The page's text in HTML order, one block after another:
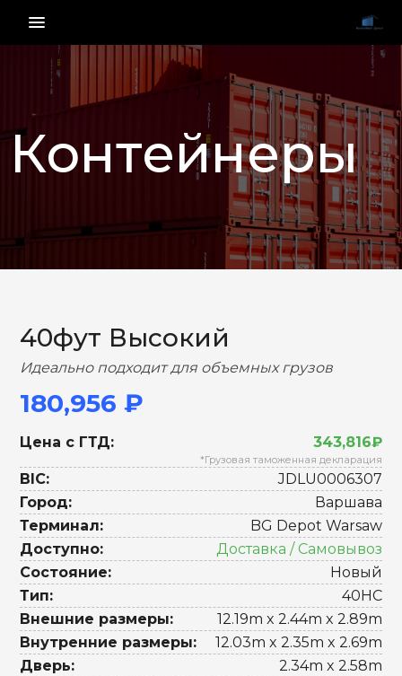
menu_vert
Контейнеры
НАЗАД ВПЕРЕД
40фут Высокий
Идеально подходит для объемных грузов
180,956 ₽
Цена с ГТД: 343,816₽
*Грузовая таможенная декларация
BIC:
JDLU0006307
Город:
Варшава
Терминал:
BG Depot Warsaw
Доступно:
Доставка / Самовывоз
Состояние:
Новый
Тип:
40HC
Внешние размеры:
12.19m x 2.44m x 2.89m
Внутренние размеры:
12.03m x 2.35m x 2.69m
Дверь:
2.34m x 2.58m